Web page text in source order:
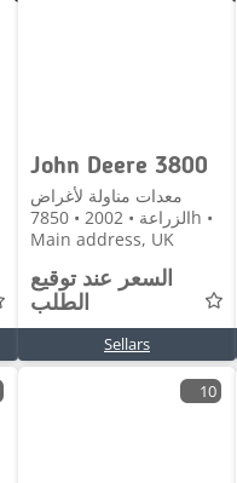
John Deere 3800
معدات مناولة لأغراض
الزراعة • 2002 • 7850h •
Main address, UK
السعر عند توقيع
الطلب
Sellars
10